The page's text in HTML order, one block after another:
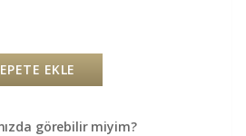
EKLE
görebilir miyim?